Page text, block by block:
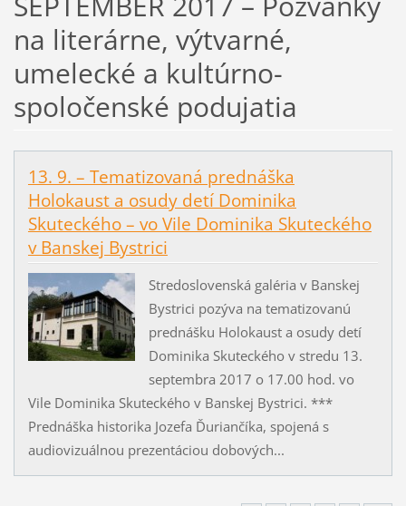
na literárne, výtvarné,
umelecké a kultúrno-
spoločenské podujatia
13. 9. – Tematizovaná prednáška
Holokaust a osudy detí Dominika
Skuteckého – vo Vile Dominika Skuteckého
v Banskej Bystrici
Stredoslovenská galéria v Banskej
Bystrici pozýva na tematizovanú
prednášku Holokaust a osudy detí
Dominika Skuteckého v stredu 13.
septembra 2017 o 17.00 hod. vo
Vile Dominika Skuteckého v Banskej Bystrici. ***
Prednáška historika Jozefa Ďuriančíka, spojená s
audiovizuálnou prezentáciou dobových...